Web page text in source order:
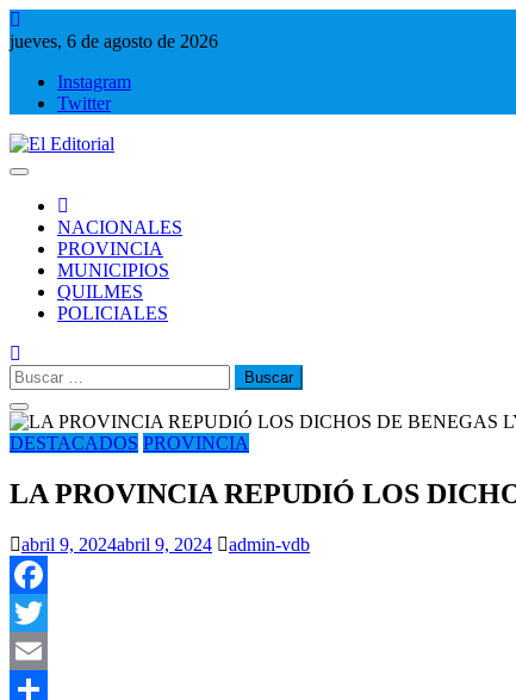
Saltar
al
jueves, 6 de agosto de 2026
Instagram
Twitter
NACIONALES
PROVINCIA
MUNICIPIOS
QUILMES
POLICIALES
Buscar:
DESTACADOS PROVINCIA
LA PROVINCIA REPUDIÓ LOS
abril 9, 2024abril 9, 2024 admin-vdb
Facebook
Twitter
Email